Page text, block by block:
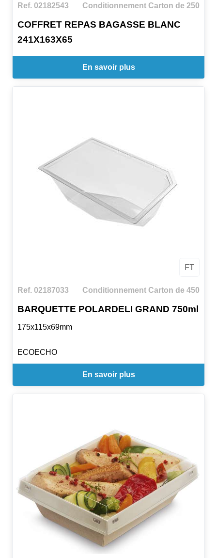
Ref. 02182543 Conditionnement Carton de 250
COFFRET REPAS BAGASSE BLANC
241X163X65
En savoir plus
FT
Ref. 02187033 Conditionnement Carton de 450
BARQUETTE POLARDELI GRAND 750ml
175x115x69mm
ECOECHO
En savoir plus